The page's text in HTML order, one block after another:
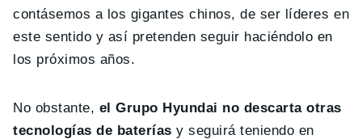
contásemos a los gigantes chinos, de ser líderes en
este sentido y así pretenden seguir haciéndolo en
los próximos años.
No obstante, el Grupo Hyundai no descarta otras
tecnologías de baterías y seguirá teniendo en